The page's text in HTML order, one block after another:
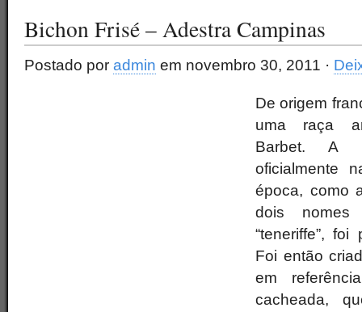
Bichon Frisé – Adestra Campinas
Postado por admin em novembro 30, 2011 ·
De origem
uma raça
Barbet. A
oficialmente
época, como
dois nomes
“teneriffe”,
Foi então
em
cacheada,